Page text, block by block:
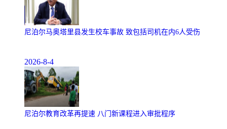
尼泊尔马奥塔里县发生校车事故 致包括司机在内6人受伤
2026-8-4
尼泊尔教育改革再提速 八门新课程进入审批程序